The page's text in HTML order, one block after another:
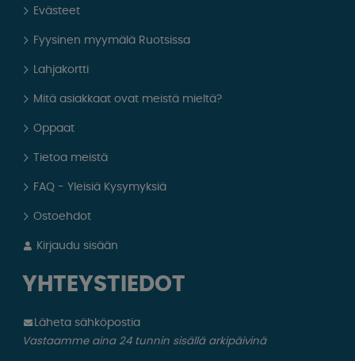
Evästeet
Fyysinen myymälä Ruotsissa
Lahjakortti
Mitä asiakkaat ovat meistä mieltä?
Oppaat
Tietoa meistä
FAQ - Yleisiä Kysymyksiä
Ostoehdot
Kirjaudu sisään
YHTEYSTIEDOT
Läheta sähköpostia
Vastaamme aina 24 tunnin sisällä arkipäivinä